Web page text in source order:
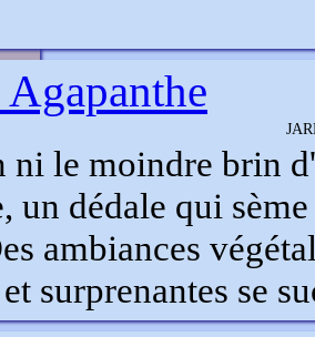
ni le moindre brin
un dédale qui
ambiances
surprenantes se